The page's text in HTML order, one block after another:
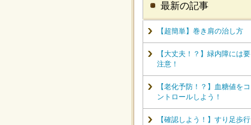
最新の記事
【超簡単】巻き肩の治し方
【大丈夫！？】緑内障には要
注意！
【老化予防！？】血糖値をコ
ントロールしよう！
【確認しよう！】すり足歩行